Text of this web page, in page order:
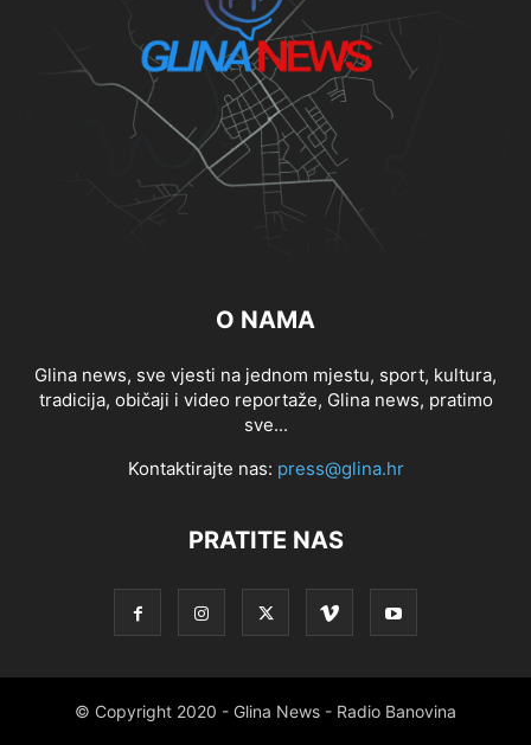
O NAMA
Glina news, sve vjesti na jednom mjestu, sport, kultura,
tradicija, običaji i video reportaže, Glina news, pratimo
sve...
Kontaktirajte nas: press@glina.hr
PRATITE NAS
© Copyright 2020 - Glina News - Radio Banovina